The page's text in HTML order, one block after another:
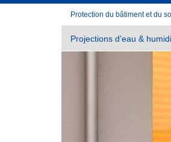
navigation
main
navigation
Protection du bâtiment et du
Projections d'eau &